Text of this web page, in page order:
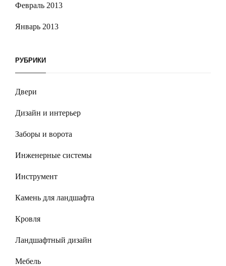
Февраль 2013
Январь 2013
РУБРИКИ
Двери
Дизайн и интерьер
Заборы и ворота
Инженерные системы
Инструмент
Камень для ландшафта
Кровля
Ландшафтный дизайн
Мебель